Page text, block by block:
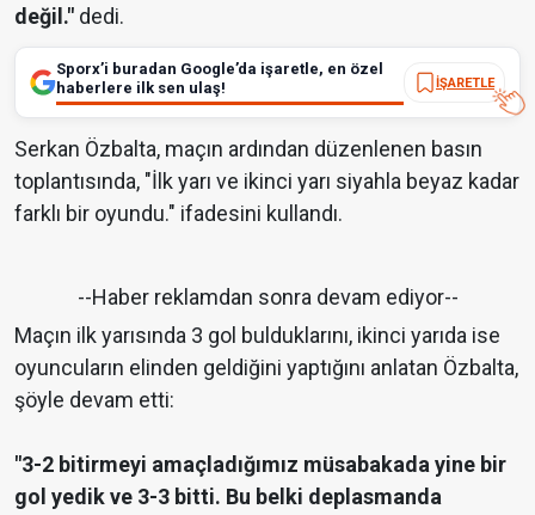
değil." dedi.
Sporx’i buradan Google’da işaretle, en özel
haberlere ilk sen ulaş!
İŞARETLE
Serkan Özbalta, maçın ardından düzenlenen basın
toplantısında, "İlk yarı ve ikinci yarı siyahla beyaz kadar
farklı bir oyundu." ifadesini kullandı.
--Haber reklamdan sonra devam ediyor--
Maçın ilk yarısında 3 gol bulduklarını, ikinci yarıda ise
oyuncuların elinden geldiğini yaptığını anlatan Özbalta,
şöyle devam etti:
"3-2 bitirmeyi amaçladığımız müsabakada yine bir
gol yedik ve 3-3 bitti. Bu belki deplasmanda